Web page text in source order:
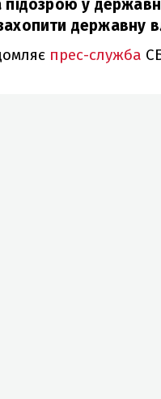
підозрою у
державну
прес-служба